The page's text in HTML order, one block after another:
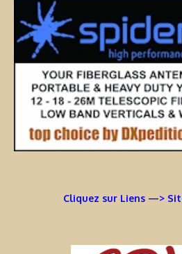
Cliquez sur Liens —>